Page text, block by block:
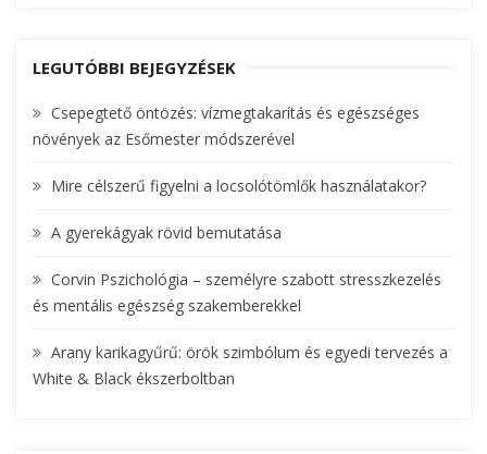
c
f
o
:
LEGUTÓBBI BEJEGYZÉSEK
Csepegtető öntözés: vízmegtakarítás és egészséges
növények az Esőmester módszerével
Mire célszerű figyelni a locsolótömlők használatakor?
A gyerekágyak rövid bemutatása
Corvin Pszichológia – személyre szabott stresszkezelés
és mentális egészség szakemberekkel
Arany karikagyűrű: örök szimbólum és egyedi tervezés a
White & Black ékszerboltban